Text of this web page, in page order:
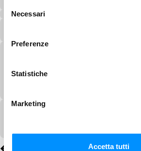
delNecessari
Preferenze
Statistiche
Marketing
Accetta tutti